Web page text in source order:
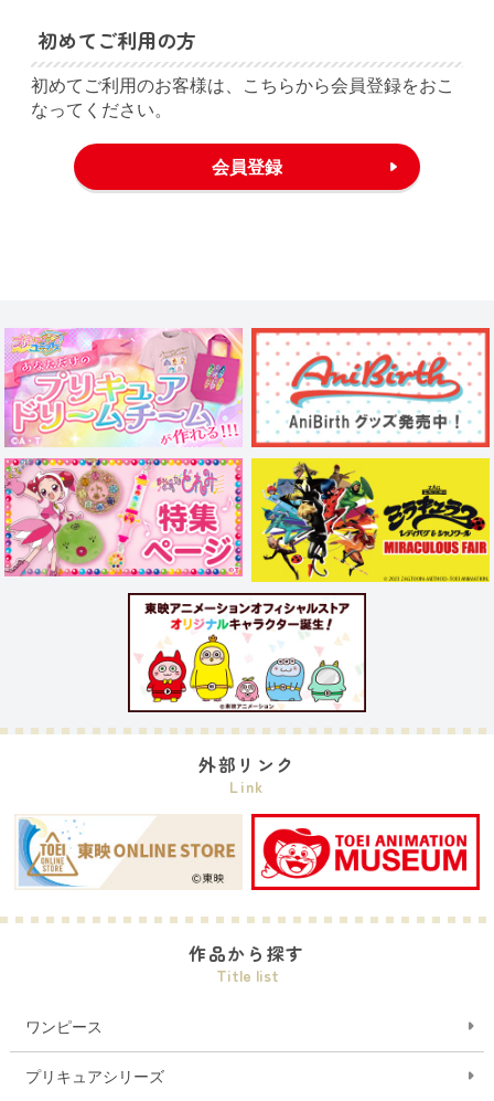
初めてご利用の方
初めてご利用のお客様は、こちらから会員登録をおこ
なってください。
外部リンク
Link
作品から探す
Title list
ワンピース
プリキュアシリーズ